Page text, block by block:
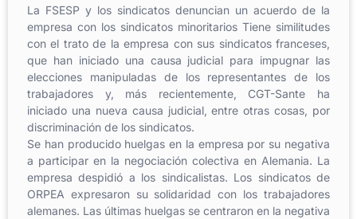
La FSESP y los sindicatos denuncian un acuerdo de la
empresa con los sindicatos minoritarios Tiene similitudes
con el trato de la empresa con sus sindicatos franceses,
que han iniciado una causa judicial para impugnar las
elecciones manipuladas de los representantes de los
trabajadores y, más recientemente, CGT-Sante ha
iniciado una nueva causa judicial, entre otras cosas, por
discriminación de los sindicatos.
Se han producido huelgas en la empresa por su negativa
a participar en la negociación colectiva en Alemania. La
empresa despidió a los sindicalistas. Los sindicatos de
ORPEA expresaron su solidaridad con los trabajadores
alemanes. Las últimas huelgas se centraron en la negativa